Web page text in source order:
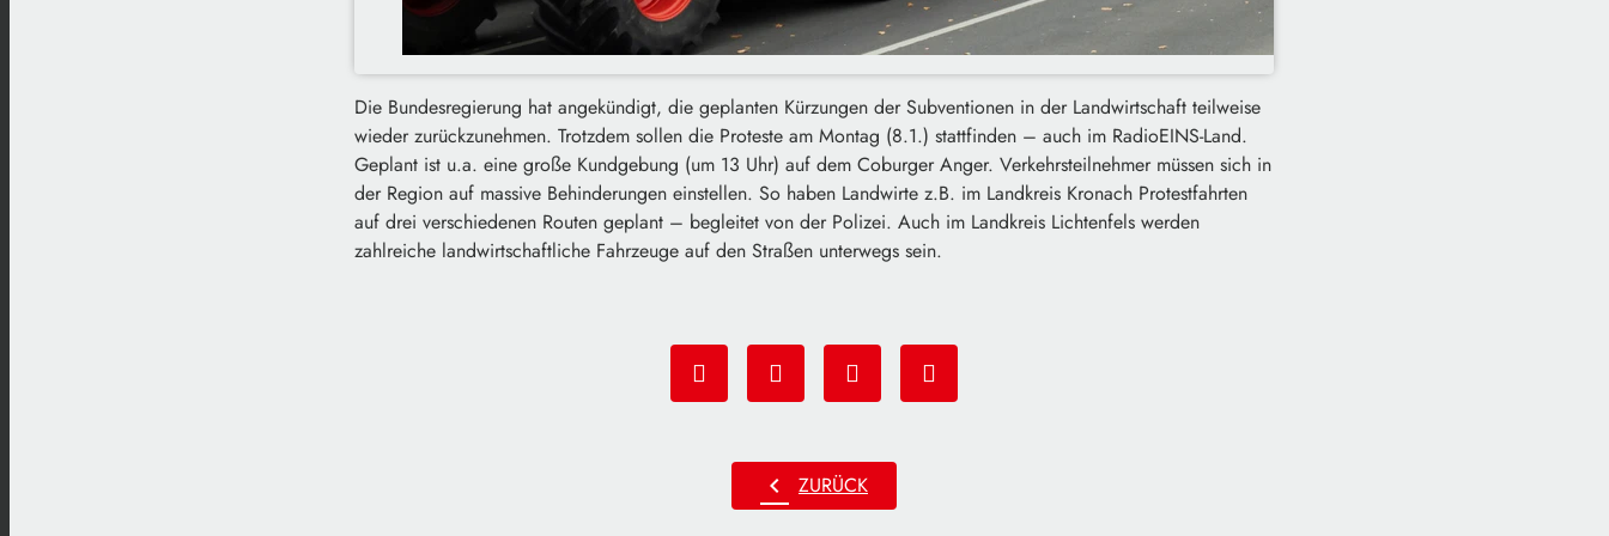
Die Bundesregierung hat angekündigt, die geplanten Kürzungen der Subventionen in der Landwirtschaft teilweise
wieder zurückzunehmen. Trotzdem sollen die Proteste am Montag (8.1.) stattfinden – auch im RadioEINS-Land.
Geplant ist u.a. eine große Kundgebung (um 13 Uhr) auf dem Coburger Anger. Verkehrsteilnehmer müssen sich in
der Region auf massive Behinderungen einstellen. So haben Landwirte z.B. im Landkreis Kronach Protestfahrten
auf drei verschiedenen Routen geplant – begleitet von der Polizei. Auch im Landkreis Lichtenfels werden
zahlreiche landwirtschaftliche Fahrzeuge auf den Straßen unterwegs sein.
chevron_left ZURÜCK